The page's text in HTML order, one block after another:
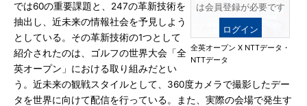
は会員登録が必要です
ログイン
全英オープン X NTTデータ・
NTTデータ
では60の重要課題と、247の革新技術を
抽出し、近未来の情報社会を予見しよう
としている。その革新技術の1つとして
紹介されたのは、ゴルフの世界大会「全
英オープン」における取り組みだとい
う。近未来の観戦スタイルとして、360度カメラで撮影したデー
タを世界に向けて配信を行っている。また、実際の会場で発生す